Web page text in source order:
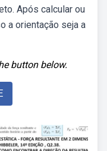
Após calcular ou
a orientação seja a
button below.